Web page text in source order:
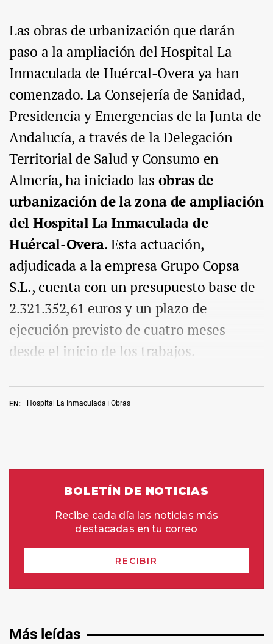
EN: Hospital La Inmaculada Obras
Las obras de urbanización que darán
paso a la ampliación del Hospital La
Inmaculada de Huércal-Overa ya han
comenzado. La Consejería de Sanidad,
Presidencia y Emergencias de la Junta de
Andalucía, a través de la Delegación
Territorial de Salud y Consumo en
Almería, ha iniciado las obras de
urbanización de la zona de ampliación
del Hospital La Inmaculada de
Huércal-Overa. Esta actuación,
adjudicada a la empresa Grupo Copsa
S.L., cuenta con un presupuesto base de
2.321.352,61 euros y un plazo de
ejecución previsto de cuatro meses
desde el inicio de los trabajos.
Más leídas